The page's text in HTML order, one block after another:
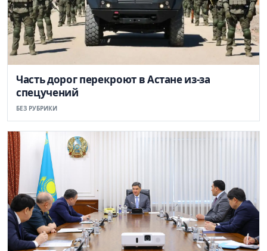
Часть дорог перекроют в Астане из-за
спецучений
БЕЗ РУБРИКИ